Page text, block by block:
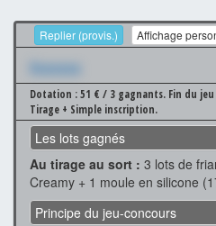
Replier (provis.) Affichage
Xxxxxxx
Dotation : 51 € / 3 gagnants. Fin du
Tirage + Simple inscription.
Les lots gagnés
Au tirage au sort : 3 lots de
Creamy + 1 moule en silicone
Principe du jeu-concours